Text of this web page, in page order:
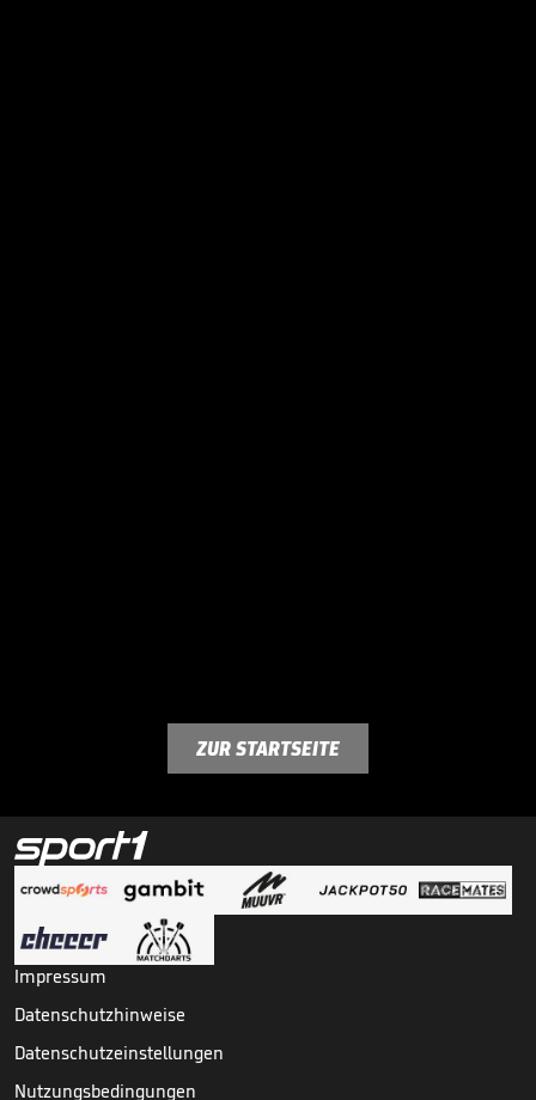
ZUR STARTSEITE
Impressum
Datenschutzhinweise
Datenschutzeinstellungen
Nutzungsbedingungen